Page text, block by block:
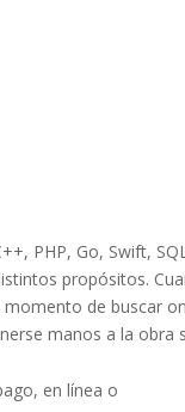
PHP, Go, Swift,
propósitos.
de buscar
manos a la obra
en línea o